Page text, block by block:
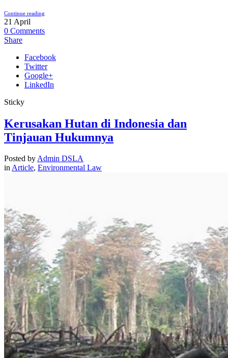
Continue reading
21 April
0 Comments
Share
Facebook
Twitter
Google+
LinkedIn
Sticky
Kerusakan Hutan di Indonesia dan
Tinjauan Hukumnya
Posted byAdmin DSLA
inArticle, Environmental Law